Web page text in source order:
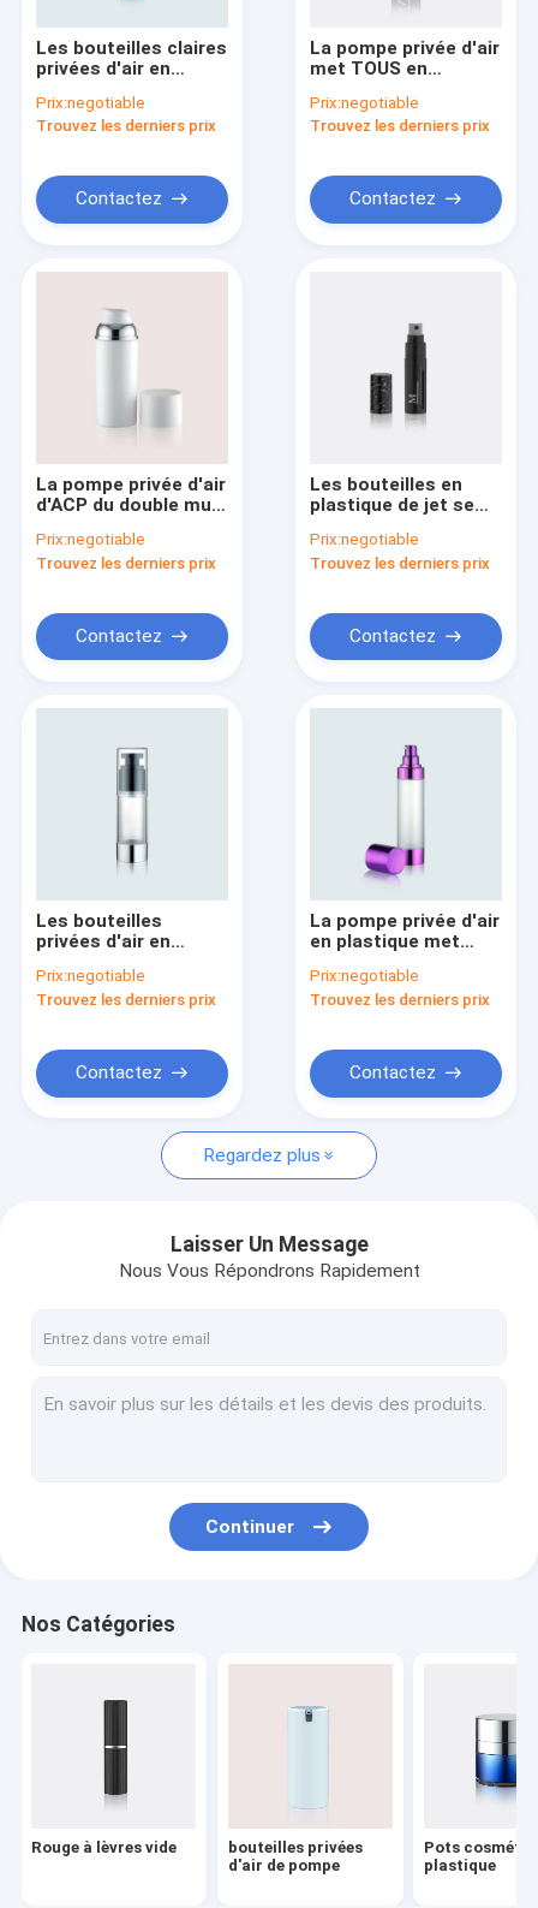
Produits
Au sujet de nous
Visite d'usine
Contrôle de qualité
Demandez une citation
Company News
Rouge à lèvres vide
Pots cosmétiques en plastique
pulvérisateur à pompe à parfum
Poudre compacte
Pompes cosmétiques de traitement
Bouteilles de cosmétique d'ANIMAL FAMILIER
Pompe écumante de savon
Pompe de solvant de vernis à ongles
Les bouteilles claires
privées d'air en
colorent les
bouteilles
sur commande
GR501A/B
Prix:negotiable
Trouvez les derniers prix
Contactez
La pompe privée d'air
met TOUS en
de PP/PP facile à
Recyle 40ML 50ML
Prix:negotiable
Trouvez les derniers prix
Contactez
La pompe privée d'air
d'ACP du double mur
en bouteille 50ML
pour l'emballage de
Prix:negotiable
Trouvez les derniers prix
Contactez
Les bouteilles en
plastique de jet se
dosage PP/PP de
GR506A 15/30ML
Prix:negotiable
Trouvez les derniers prix
Contactez
Les bouteilles
privées d'air en
pulvérisent GR202H
COMME bouteille
Prix:negotiable
Trouvez les derniers prix
Contactez
La pompe privée d'air
en plastique met
80/100/120ml
Prix:negotiable
Trouvez les derniers prix
Contactez
Regardez plus
Laisser Un Message
Nous Vous Répondrons Rapidement
Continuer
Nos Catégories
Rouge à lèvres vide
bouteilles privées
d'air de pompe
Pots
plastique